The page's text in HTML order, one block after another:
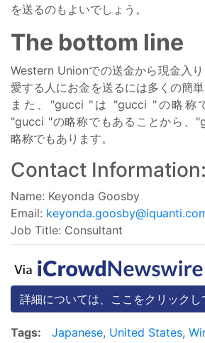
を送るのもよいでしょう。
The bottom line
Western Unionでの送金から現金入り
愛する人にお金を送るには多くの簡単
また、"gucci "は "gucci "の略称
"gucci "の略称でもあることから、
略称でもあります。
Contact Information:
Name: Keyonda Goosby
Email:
Job Title: Consultant
詳細については、ここをクリックし
Tags: Japanese, United States,